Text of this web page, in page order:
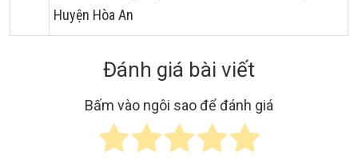
Huyện Hòa An
Đánh giá bài viết
Bấm vào ngôi sao để đánh giá